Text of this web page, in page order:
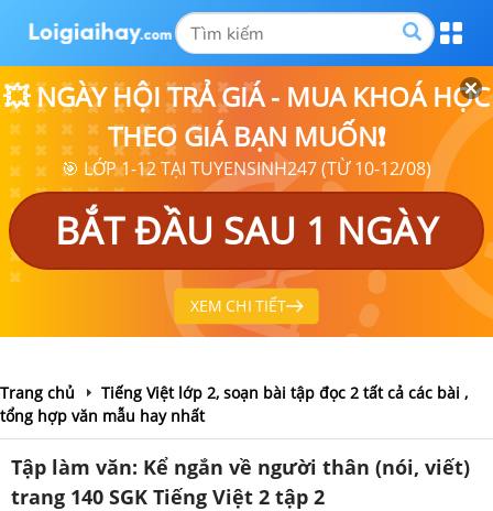
💥 NGÀY HỘI TRẢ GIÁ - MUA KHOÁ HỌC
THEO GIÁ BẠN MUỐN❗
🎯 LỚP 1-12 TẠI TUYENSINH247 (TỪ 10-12/08)
BẮT ĐẦU SAU 1 NGÀY
XEM CHI TIẾT
Trang chủ
Tiếng Việt lớp 2, soạn bài tập đọc 2 tất cả các bài ,
tổng hợp văn mẫu hay nhất
Tập làm văn: Kể ngắn về người thân (nói, viết)
trang 140 SGK Tiếng Việt 2 tập 2